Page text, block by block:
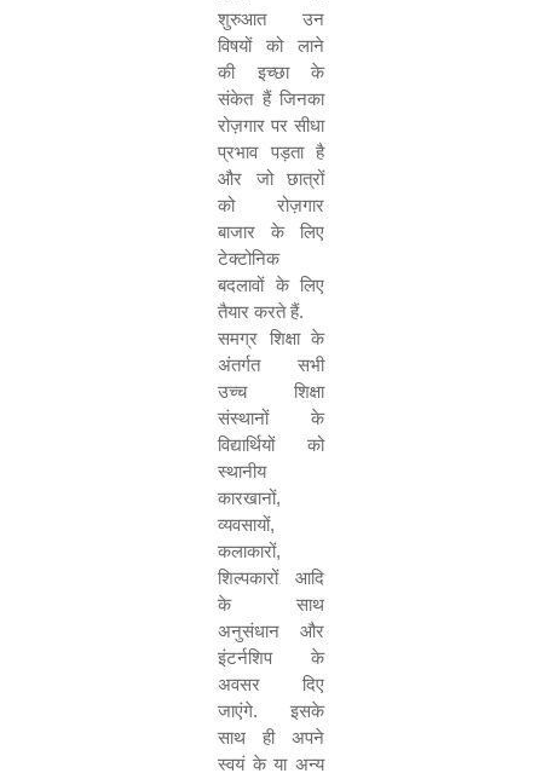
शुरुआत उन
विषयों को लाने
की इच्छा के
संकेत हैं जिनका
रोज़गार पर सीधा
प्रभाव पड़ता है
और जो छात्रों
को रोज़गार
बाजार के लिए
टेक्टोनिक
बदलावों के लिए
तैयार करते हैं.
समग्र शिक्षा के
अंतर्गत सभी
उच्च शिक्षा
संस्थानों के
विद्यार्थियों को
स्थानीय
कारखानों,
व्यवसायों,
कलाकारों,
शिल्पकारों आदि
के साथ
अनुसंधान और
इंटर्नशिप के
अवसर दिए
जाएंगे. इसके
साथ ही अपने
स्वयं के या अन्य